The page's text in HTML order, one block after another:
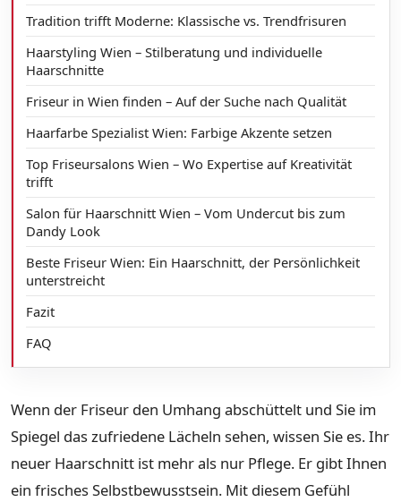
Tradition trifft Moderne: Klassische vs. Trendfrisuren
Haarstyling Wien – Stilberatung und individuelle
Haarschnitte
Friseur in Wien finden – Auf der Suche nach Qualität
Haarfarbe Spezialist Wien: Farbige Akzente setzen
Top Friseursalons Wien – Wo Expertise auf Kreativität
trifft
Salon für Haarschnitt Wien – Vom Undercut bis zum
Dandy Look
Beste Friseur Wien: Ein Haarschnitt, der Persönlichkeit
unterstreicht
Fazit
FAQ
Wenn der Friseur den Umhang abschüttelt und Sie im
Spiegel das zufriedene Lächeln sehen, wissen Sie es. Ihr
neuer Haarschnitt ist mehr als nur Pflege. Er gibt Ihnen
ein frisches Selbstbewusstsein. Mit diesem Gefühl